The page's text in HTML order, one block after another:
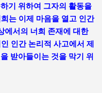
기 위하여 그자의 활동을
는 이제 마음을 열고 인간
에서의 너희 존재에 대한
인간 논리적 사고에서 제
받아들이는 것을 막기 위